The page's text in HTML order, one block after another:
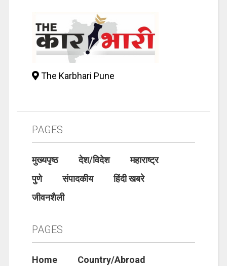
The Karbhari Pune
PAGES
मुख्यपृष्ठ देश/विदेश
महाराष्ट्र
पुणे
संपादकीय
हिंदी खबरे
जीवनशैली
PAGES
Home Country/Abroad